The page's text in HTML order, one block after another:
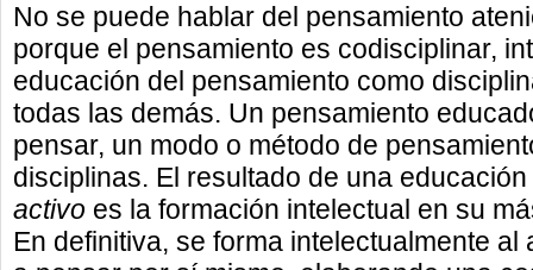
No se puede hablar del pensamiento
porque el pensamiento es codisciplinar,
educación del pensamiento como
todas las demás. Un pensamiento
pensar, un modo o método de
disciplinas. El resultado de una educación
activo es la formación intelectual en su
En definitiva, se forma intelectualmente